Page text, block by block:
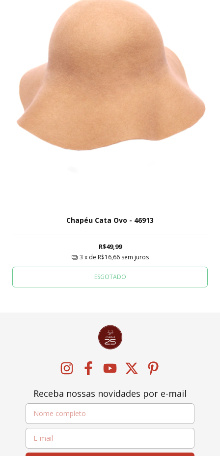
Chapéu Cata Ovo - 46913
R$49,99
3 x de R$16,66 sem juros
ESGOTADO
Receba nossas novidades por e-mail